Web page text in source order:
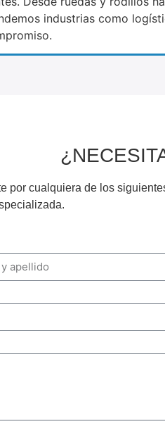
industrias como
por cualquiera de los